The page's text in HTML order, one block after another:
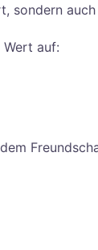
sondern
auf: